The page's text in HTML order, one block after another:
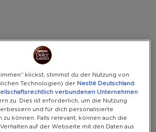
PRÄMIEN
(1 PRÄMIE)
klickst, stimmst du der Nutzung von
Technologien) der Nestlé Deutschland
verbundenen Unternehmen
zu. Dies ist erforderlich, um die Nutzung
und für dich personalisierte
zu können. Falls relevant, können auch die
auf der Webseite mit den Daten aus